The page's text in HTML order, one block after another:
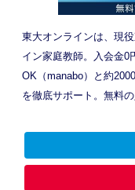
東大オンラインは、現
イン家庭教師。入会金0
OK（manabo）と約
を徹底サポート。無料